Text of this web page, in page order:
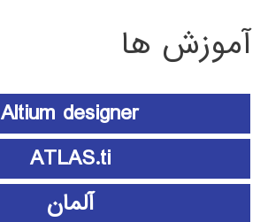
آموزش ها
Altium designer
ATLAS.ti
آلمان